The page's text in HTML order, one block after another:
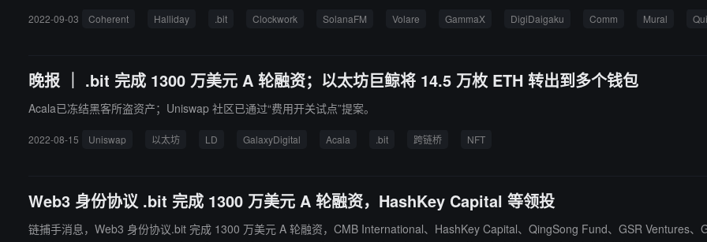
2022-09-03 Coherent Halliday .bit Clockwork SolanaFM Volare GammaX DigiDaigaku Comm Mural
晚报 ｜ .bit 完成 1300 万美元 A 轮融资；以太坊巨鲸将 14.5 万枚 ETH 转出到多个钱包
Acala已冻结黑客所盗资产；Uniswap 社区已通过“费用开关试点”提案。
2022-08-15 Uniswap 以太坊 LD GalaxyDigital Acala .bit 跨链桥 NFT
Web3 身份协议 .bit 完成 1300 万美元 A 轮融资，HashKey Capital 等领投
链捕手消息，Web3 身份协议.bit 完成 1300 万美元 A 轮融资，CMB International、HashKey Capital、QingSong Fund、GSR Ventures、GGV Capital、SNZ 领投。 据悉